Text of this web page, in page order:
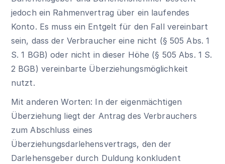
jedoch ein Rahmenvertrag über ein laufendes
Konto. Es muss ein Entgelt für den Fall vereinbart
sein, dass der Verbraucher eine nicht (§ 505 Abs. 1
S. 1 BGB) oder nicht in dieser Höhe (§ 505 Abs. 1 S.
2 BGB) vereinbarte Überziehungsmöglichkeit
nutzt.
Mit anderen Worten: In der eigenmächtigen
Überziehung liegt der Antrag des Verbrauchers
zum Abschluss eines
Überziehungsdarlehensvertrags, den der
Darlehensgeber durch Duldung konkludent